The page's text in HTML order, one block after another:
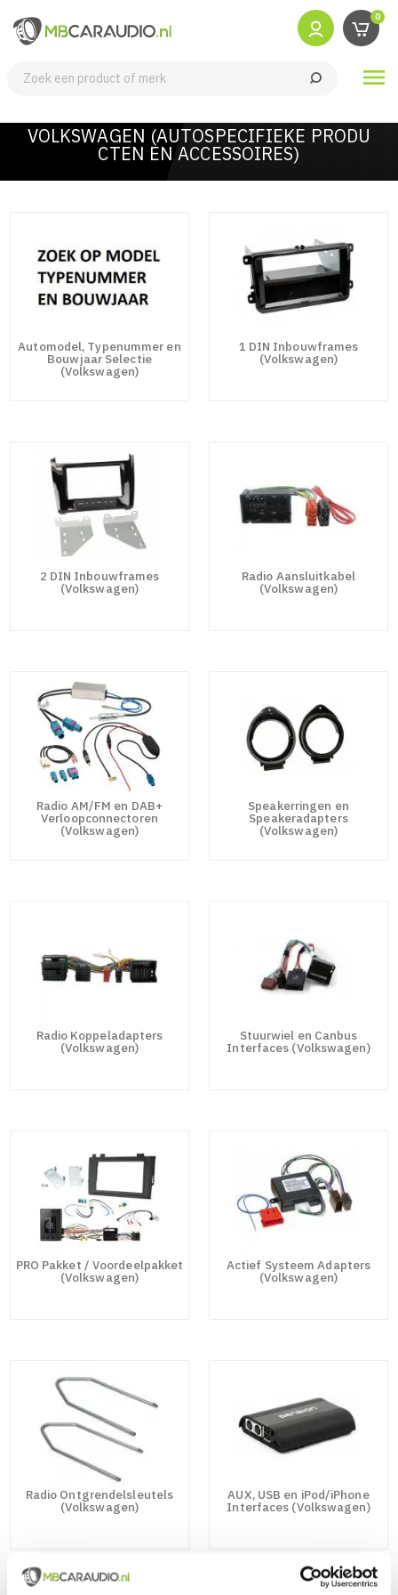
0

VOLKSWAGEN (AUTOSPECIFIEKE PRODU
CTEN EN ACCESSOIRES)
Automodel, Typenummer en
Bouwjaar Selectie
(Volkswagen)
1 DIN Inbouwframes
(Volkswagen)
2 DIN Inbouwframes
(Volkswagen)
Radio Aansluitkabel
(Volkswagen)
Radio AM/FM en DAB+
Verloopconnectoren
(Volkswagen)
Speakerringen en
Speakeradapters
(Volkswagen)
Radio Koppeladapters
(Volkswagen)
Stuurwiel en Canbus
Interfaces (Volkswagen)
PRO Pakket / Voordeelpakket
(Volkswagen)
Actief Systeem Adapters
(Volkswagen)
Radio Ontgrendelsleutels
(Volkswagen)
AUX, USB en iPod/iPhone
Interfaces (Volkswagen)